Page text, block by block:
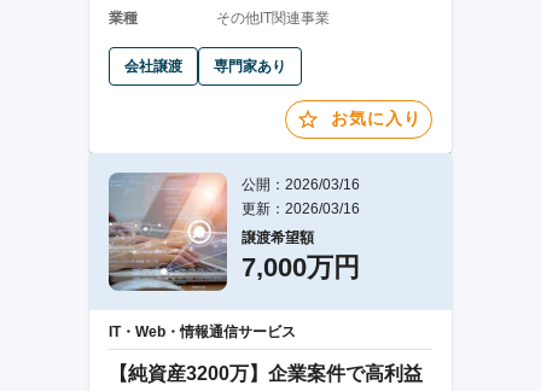
業種
その他IT関連事業
会社譲渡 専門家あり
お気に入り
公開：2026/03/16
更新：2026/03/16
譲渡希望額
7,000万円
IT・Web・情報通信サービス
【純資産3200万】企業案件で高利益